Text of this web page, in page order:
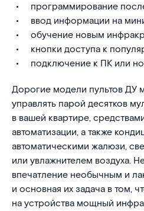
программирование
ввод информации на
обучение новым
кнопки доступа к
подключение к ПК или
Дорогие модели пультов ДУ
управлять парой десятков
в вашей квартире,
автоматизации, а также
автоматическими жалюзи,
или увлажнителем воздуха.
впечатление необычным и
и основная их задача в том,
на устройства мощный